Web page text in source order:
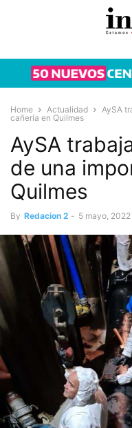
Home Actualidad
AySA
cañería en Quilmes
AySA
de una
Quilmes
By Redacion 2 - 5 mayo, 2022